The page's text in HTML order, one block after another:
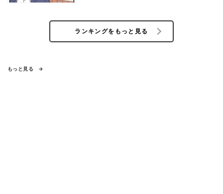
ランキングをもっと見る
もっと見る